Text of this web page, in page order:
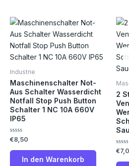
Industrie
Maschinenschalter Not-
Aus Schalter Wasserdicht
Notfall Stop Push Button
Schalter 1 NC 10A 660V
IP65
Bewertet
0
€8,50
In den Warenkorb
2
mit
0
€